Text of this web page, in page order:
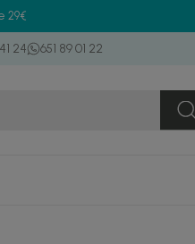
29€
24 651 89 01 22